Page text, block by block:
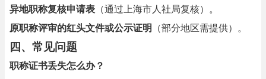
异地职称复核申请表 （通过上海市人社局复核）。
原职称评审的红头文件或公示证明
（部分地区需提供）。
四、常见问题
职称证书丢失怎么办？